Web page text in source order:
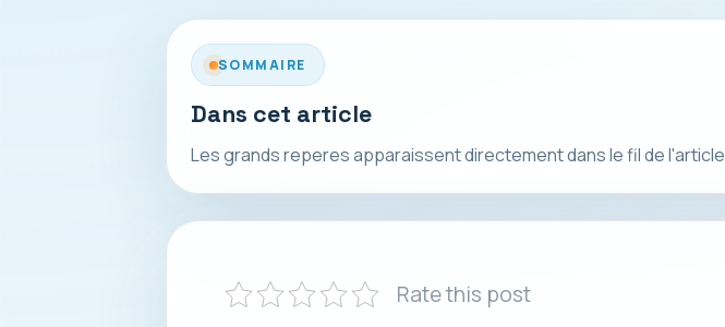
SOMMAIRE
Dans cet article
Les grands reperes apparaissent directement dans le fil de
Rate this post